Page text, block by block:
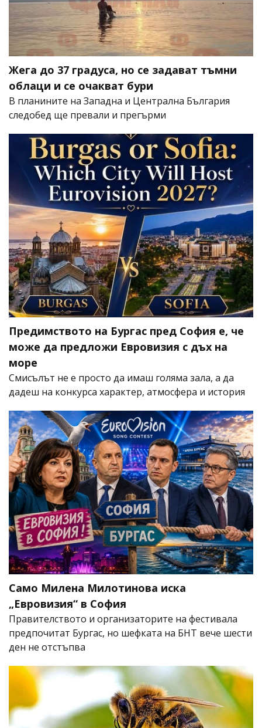
Жега до 37 градуса, но се задават тъмни
облаци и се очакват бури
В планините на Западна и Централна България
следобед ще превали и прегърми
Предимството на Бургас пред София е, че
може да предложи Евровизия с дъх на
море
Смисълът не е просто да имаш голяма зала, а да
дадеш на конкурса характер, атмосфера и история
Само Милена Милотинова иска
„Евровизия“ в София
Правителството и организаторите на фестивала
предпочитат Бургас, но шефката на БНТ вече шести
ден не отстъпва